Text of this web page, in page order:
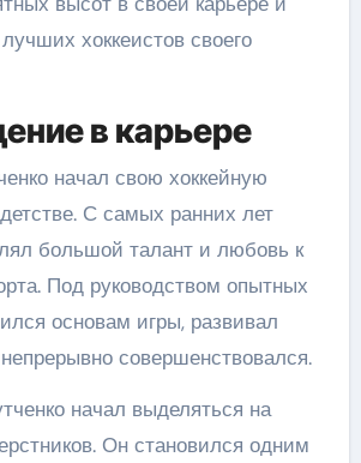
хоккеистов своего
в карьере
начал свою хоккейную
С самых ранних лет
большой талант и любовь к
Под руководством опытных
основам игры, развивал
совершенствовался.
начал выделяться на
Он становился одним